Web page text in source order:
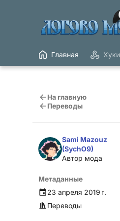
Главная Хуки
На главную
Переводы
Sami Mazouz
(SychO9)
Автор мода
Метаданные
23 апреля 2019 г.
Переводы